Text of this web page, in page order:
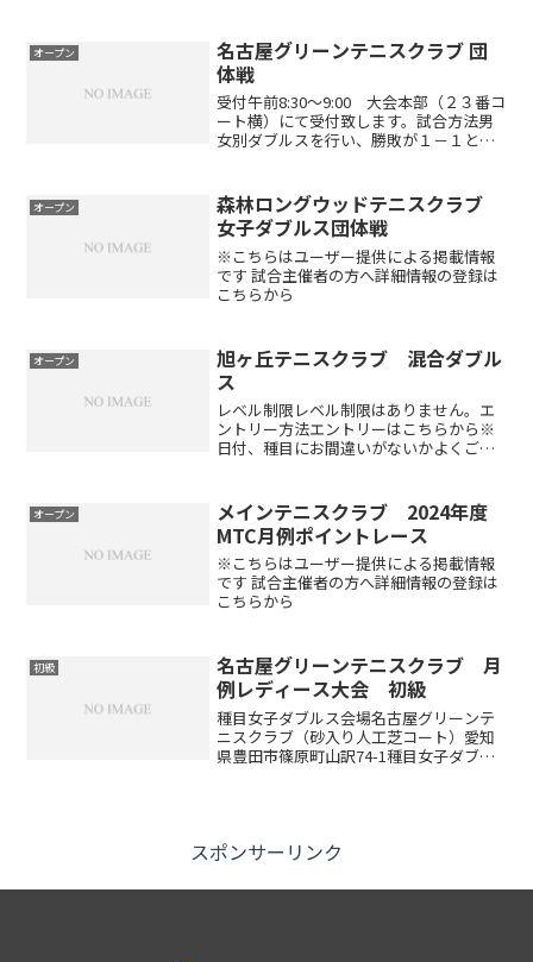
オープン
名古屋グリーンテニスクラブ 団
体戦
受付午前8:30～9:00 大会本部（２３番コ
ート横）にて受付致します。試合方法男
女別ダブルスを行い、勝敗が１－１とな
ブレークとなります6ゲーム先取ノーアド
バンテージ...
オープン
森林ロングウッドテニスクラブ
女子ダブルス団体戦
※こちらはユーザー提供による掲載情報
です 試合主催者の方へ詳細情報の登録は
こちらから
オープン
旭ヶ丘テニスクラブ 混合ダブル
ス
レベル制限レベル制限はありません。エ
ントリー方法エントリーはこちらから※
日付、種目にお間違いがないかよくご確
ー数･種目により変更あり）。1セットマ
ッチ6-6後タイブレー...
オープン
メインテニスクラブ 2024年度
MTC月例ポイントレース
※こちらはユーザー提供による掲載情報
です 試合主催者の方へ詳細情報の登録は
こちらから
初級
名古屋グリーンテニスクラブ 月
例レディース大会 初級
種目女子ダブルス会場名古屋グリーンテ
ニスクラブ（砂入り人工芝コート）愛知
県豊田市篠原町山訳74-1種目女子ダブル
スポンサーリンク